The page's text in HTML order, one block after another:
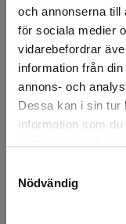
och annonserna till
för sociala medier
vidarebefordrar
information från
annons- och
Dessa kan i sin tur
information som
Nödvändig
Rotebro
Uppsala
Beskrivning